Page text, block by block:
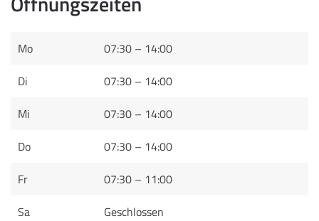
Mo
07:30 – 14:00
Di
07:30 – 14:00
Mi
07:30 – 14:00
Do
07:30 – 14:00
Fr
07:30 – 11:00
Sa
Geschlossen